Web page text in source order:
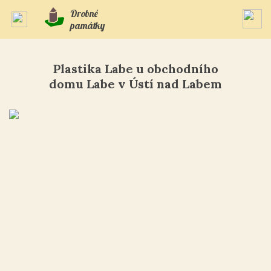
Drobné
památky
Plastika Labe u obchodního
domu Labe v Ústí nad Labem